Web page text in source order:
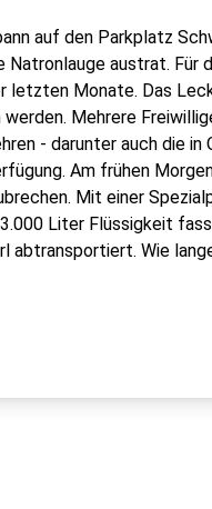
auf den Parkplatz
austrat. Für
letzten Monate. Das
Mehrere
- darunter auch die
Am frühen
Mit einer
Liter Flüssigkeit
abtransportiert. Wie